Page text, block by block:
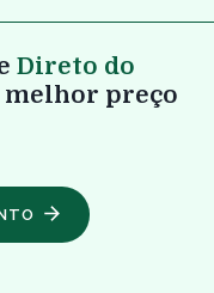
Direto do
melhor preço